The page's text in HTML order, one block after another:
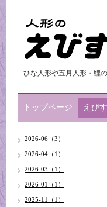
ひな人形や五月人形・
トップページ えび
2026-06（3）
2026-04（1）
2026-03（1）
2026-01（1）
2025-11（1）